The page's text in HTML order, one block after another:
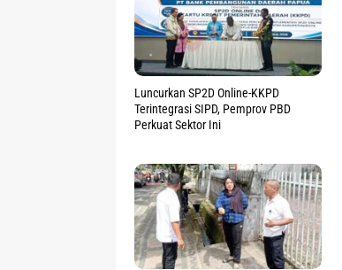
Luncurkan SP2D Online-KKPD
Terintegrasi SIPD, Pemprov PBD
Perkuat Sektor Ini